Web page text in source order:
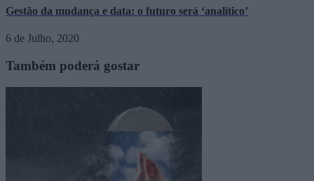
Gestão da mudança e data: o futuro será ‘analítico’
6 de Julho, 2020
Também poderá gostar